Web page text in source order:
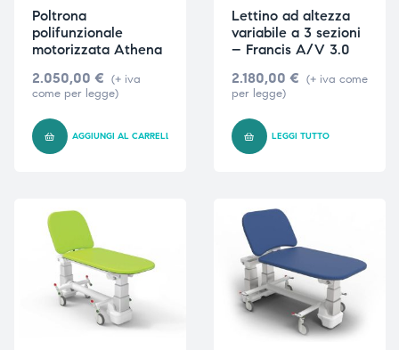
Poltrona
polifunzionale
motorizzata Athena
2.050,00 € (+ iva
come per legge)
AGGIUNGI AL CARRELLO
Lettino ad altezza
variabile a 3 sezioni
– Francis A/V 3.0
2.180,00 € (+ iva come
per legge)
LEGGI TUTTO